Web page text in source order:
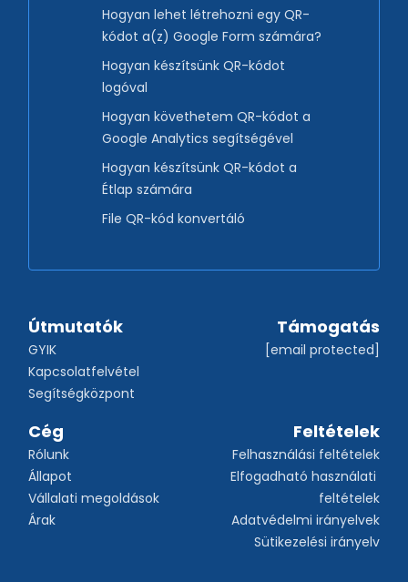
Hogyan lehet létrehozni egy QR-
kódot a(z) Google Form számára?
Hogyan készítsünk QR-kódot
logóval
Hogyan követhetem QR-kódot a
Google Analytics segítségével
Hogyan készítsünk QR-kódot a
Étlap számára
File QR-kód konvertáló
Útmutatók
GYIK
Kapcsolatfelvétel
Segítségközpont
Támogatás
[email protected]
Cég
Rólunk
Állapot
Vállalati megoldások
Árak
Feltételek
Felhasználási feltételek
Elfogadható használati
feltételek
Adatvédelmi irányelvek
Sütikezelési irányelv